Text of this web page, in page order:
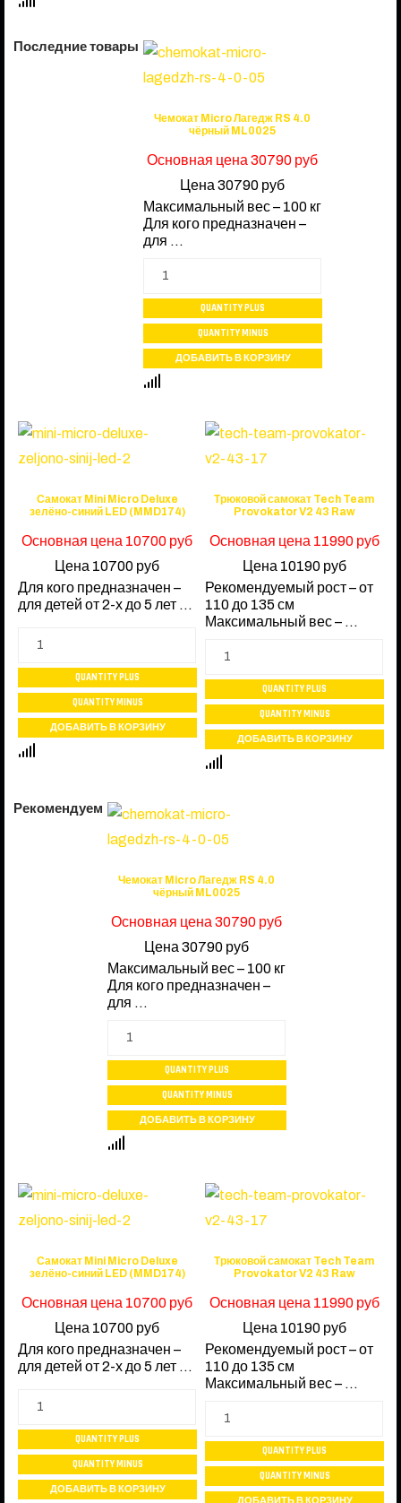
Последние товары
Чемокат Micro Лагедж RS 4.0
чёрный ML0025
Основная цена 30790 руб
Цена 30790 руб
Максимальный вес – 100 кг
Для кого предназначен –
для ...
Самокат Mini Micro Deluxe
зелёно-синий LED (MMD174)
Основная цена 10700 руб
Цена 10700 руб
Для кого предназначен –
для детей от 2-х до 5 лет ...
Трюковой самокат Tech Team
Provokator V2 43 Raw
Основная цена 11990 руб
Цена 10190 руб
Рекомендуемый рост – от
110 до 135 см
Максимальный вес – ...
Рекомендуем
Чемокат Micro Лагедж RS 4.0
чёрный ML0025
Основная цена 30790 руб
Цена 30790 руб
Максимальный вес – 100 кг
Для кого предназначен –
для ...
Самокат Mini Micro Deluxe
зелёно-синий LED (MMD174)
Основная цена 10700 руб
Цена 10700 руб
Для кого предназначен –
для детей от 2-х до 5 лет ...
Трюковой самокат Tech Team
Provokator V2 43 Raw
Основная цена 11990 руб
Цена 10190 руб
Рекомендуемый рост – от
110 до 135 см
Максимальный вес – ...